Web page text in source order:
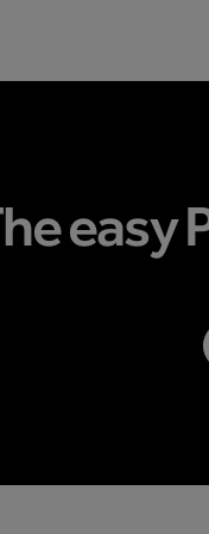
easy